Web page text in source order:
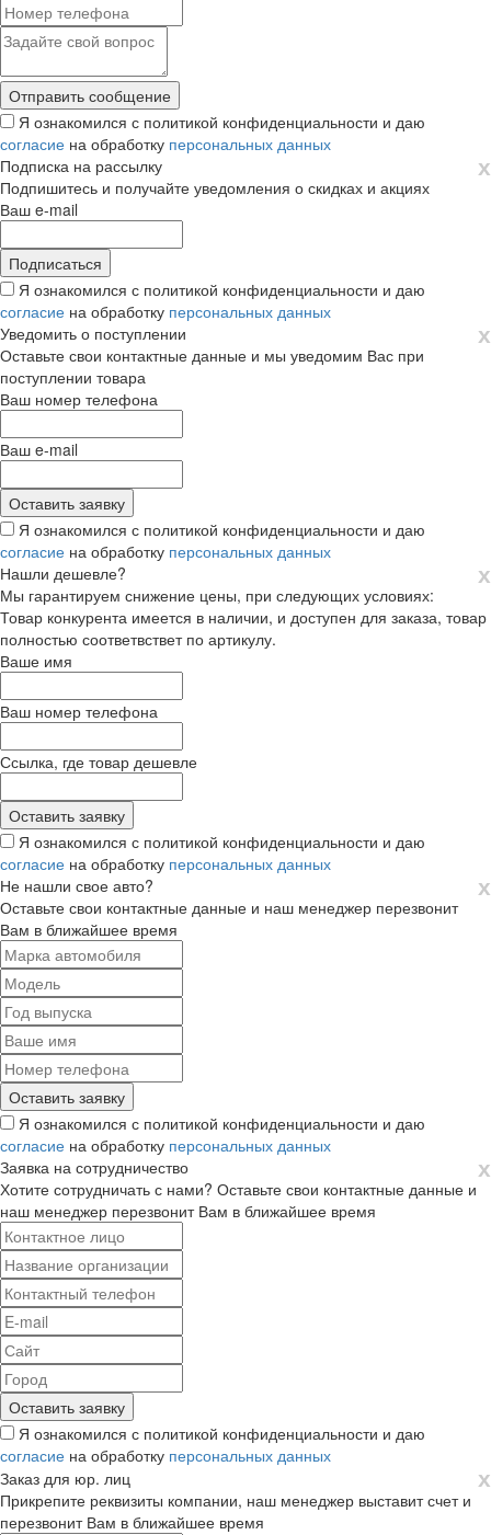
Я ознакомился с политикой конфиденциальности и даю
согласие на обработку персональных данных
х
Подписка на рассылку
Подпишитесь и получайте уведомления о скидках и акциях
Ваш e-mail
Я ознакомился с политикой конфиденциальности и даю
согласие на обработку персональных данных
х
Уведомить о поступлении
Оставьте свои контактные данные и мы уведомим Вас при
поступлении товара
Ваш номер телефона
Ваш e-mail
Я ознакомился с политикой конфиденциальности и даю
согласие на обработку персональных данных
х
Нашли дешевле?
Мы гарантируем снижение цены, при следующих условиях:
Товар конкурента имеется в наличии, и доступен для заказа, товар
полностью соответвствет по артикулу.
Ваше имя
Ваш номер телефона
Ссылка, где товар дешевле
Я ознакомился с политикой конфиденциальности и даю
согласие на обработку персональных данных
х
Не нашли свое авто?
Оставьте свои контактные данные и наш менеджер перезвонит
Вам в ближайшее время
Я ознакомился с политикой конфиденциальности и даю
согласие на обработку персональных данных
х
Заявка на сотрудничество
Хотите сотрудничать с нами? Оставьте свои контактные данные и
наш менеджер перезвонит Вам в ближайшее время
Я ознакомился с политикой конфиденциальности и даю
согласие на обработку персональных данных
х
Заказ для юр. лиц
Прикрепите реквизиты компании, наш менеджер выставит счет и
перезвонит Вам в ближайшее время